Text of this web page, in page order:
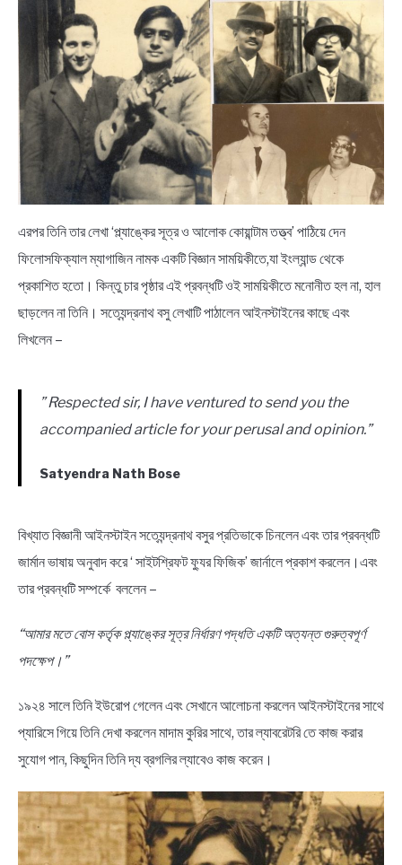
এরপর তিনি তার লেখা ‘প্ল্যাঙ্কের সূত্র ও আলোক কোয়ান্টাম তত্ত্ব’ পাঠিয়ে দেন
ফিলোসফিক্যাল ম্যাগাজিন নামক একটি বিজ্ঞান সাময়িকীতে,যা ইংল্যান্ড থেকে
প্রকাশিত হতো। কিন্তু চার পৃষ্ঠার এই প্রবন্ধটি ওই সাময়িকীতে মনোনীত হল না, হাল
ছাড়লেন না তিনি। সত্যেন্দ্রনাথ বসু লেখাটি পাঠালেন আইনস্টাইনের কাছে এবং
লিখলেন –
” Respected sir, I have ventured to send you the
accompanied article for your perusal and opinion.”
Satyendra Nath Bose
বিখ্যাত বিজ্ঞানী আইনস্টাইন সত্যেন্দ্রনাথ বসুর প্রতিভাকে চিনলেন এবং তার প্রবন্ধটি
জার্মান ভাষায় অনুবাদ করে ‘ সাইটশ্রিফট ফ্যুর ফিজিক’ জার্নালে প্রকাশ করলেন।এবং
তার প্রবন্ধটি সম্পর্কে বললেন –
“আমার মতে বোস কর্তৃক প্ল্যাঙ্কের সূত্র নির্ধারণ পদ্ধতি একটি অত্যন্ত গুরুত্বপূর্ণ
পদক্ষেপ।”
১৯২৪ সালে তিনি ইউরোপ গেলেন এবং সেখানে আলোচনা করলেন আইনস্টাইনের সাথে
প্যারিসে গিয়ে তিনি দেখা করলেন মাদাম কুরির সাথে, তার ল্যাবরেটরি তে কাজ করার
সুযোগ পান, কিছুদিন তিনি দ্য ব্রগলির ল্যাবেও কাজ করেন।